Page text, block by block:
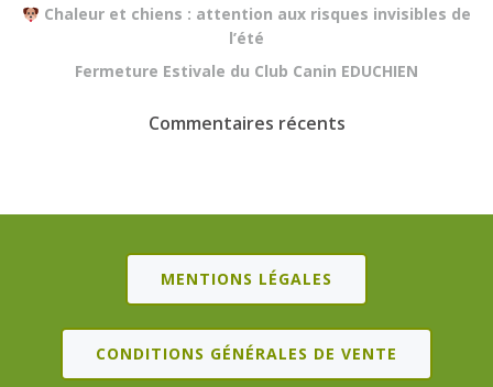
Chaleur et chiens : attention aux risques invisibles de
l’été
Fermeture Estivale du Club Canin EDUCHIEN
Commentaires récents
MENTIONS LÉGALES
CONDITIONS GÉNÉRALES DE VENTE